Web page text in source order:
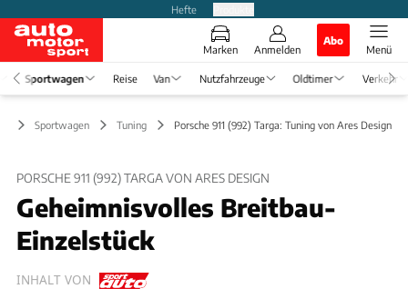
Hefte
Marken Anmelden
Abo
Menü
Sportwagen Reise Van Nutzfahrzeuge Oldtimer Verkehr
Sportwagen Tuning Porsche 911 (992) Targa: Tuning von Ares Design
PORSCHE 911 (992) TARGA VON ARES DESIGN
Geheimnisvolles Breitbau-
Einzelstück
INHALT VON